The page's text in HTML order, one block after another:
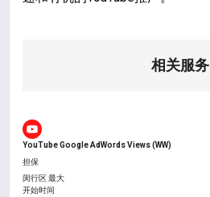
相关服务
YouTube Google AdWords Views (WW)
担保
闵行区 最大
开始时间